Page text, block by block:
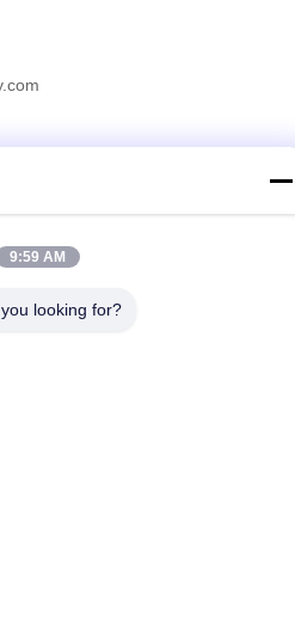
. सर्वाधिकार सुरक्षित।
9:59 AM
looking for?